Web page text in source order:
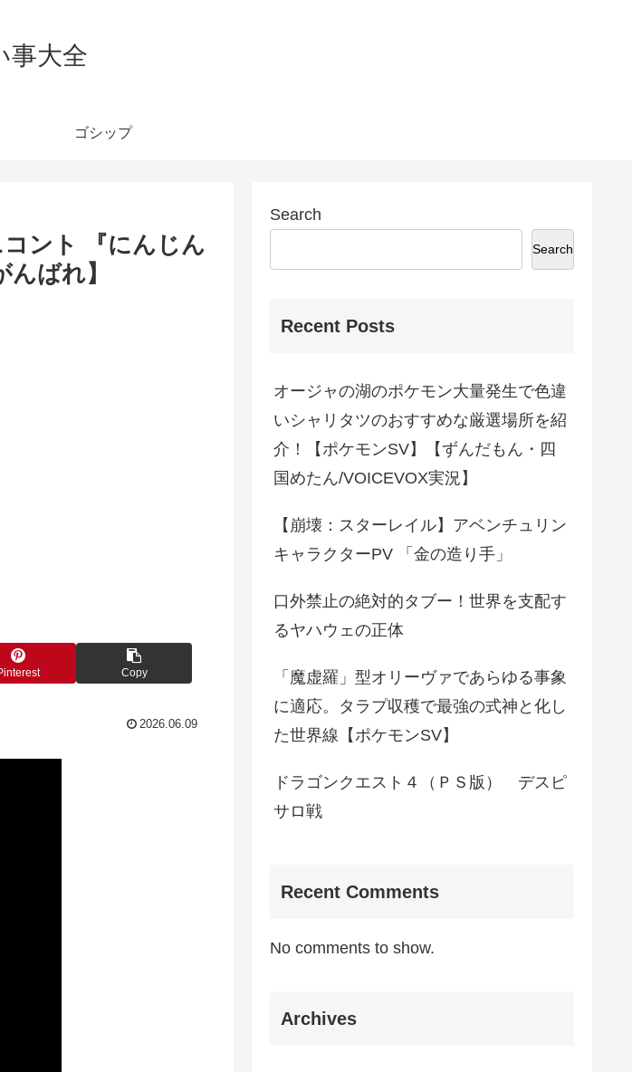
事大全
ゴシップ
ント 『にんじん
ばれ】
Copy
2026.06.09
Search
Search
Recent Posts
オージャの湖のポケモン大量発生で色違
いシャリタツのおすすめな厳選場所を紹
介！【ポケモンSV】【ずんだもん・四
国めたん/VOICEVOX実況】
【崩壊：スターレイル】アベンチュリン
キャラクターPV 「金の造り手」
口外禁止の絶対的タブー！世界を支配す
るヤハウェの正体
「魔虚羅」型オリーヴァであらゆる事象
に適応。タラプ収穫で最強の式神と化し
た世界線【ポケモンSV】
ドラゴンクエスト４（ＰＳ版） デスピ
サロ戦
Recent Comments
No comments to show.
Archives